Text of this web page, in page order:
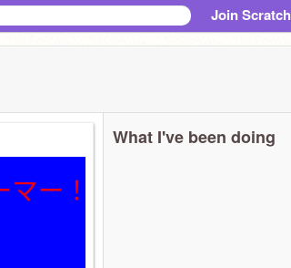
Join Scratch
What I've been doing